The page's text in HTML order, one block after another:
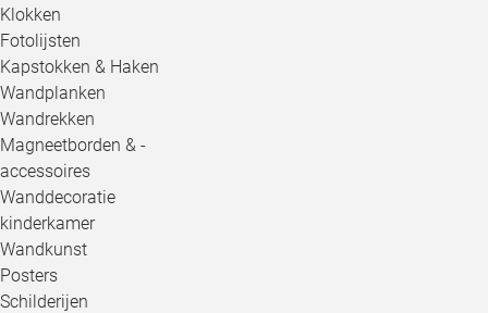
Klokken
Fotolijsten
Kapstokken & Haken
Wandplanken
Wandrekken
Magneetborden & -
accessoires
Wanddecoratie
kinderkamer
Wandkunst
Posters
Schilderijen